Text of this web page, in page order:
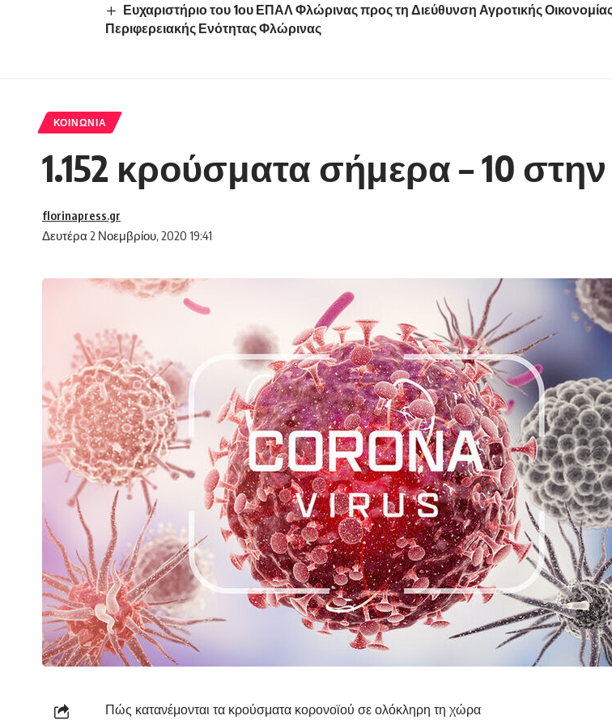
Ευχαριστήριο του 1ου ΕΠΑΛ Φλώρινας προς τη Διεύθυνση Αγροτικής
Περιφερειακής Ενότητας Φλώρινας
ΚΟΙΝΩΝΊΑ
1.152 κρούσματα σήμερα – 10
Δευτέρα 2 Νοεμβρίου, 2020 19:41
florinapress.gr
Πώς κατανέμονται τα κρούσματα κορονοϊού σε ολόκληρη τη χώρα